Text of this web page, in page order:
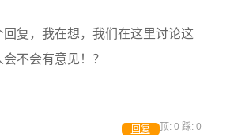
复，我在想，我们在这里讨论这
不会有意见！？
顶: 0 踩: 0
回复